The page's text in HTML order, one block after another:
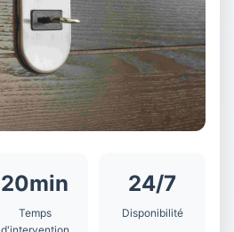
20min
Temps
24/7
Disponibilité